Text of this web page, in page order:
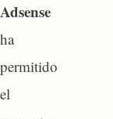
Adsense
ha
permitido
el